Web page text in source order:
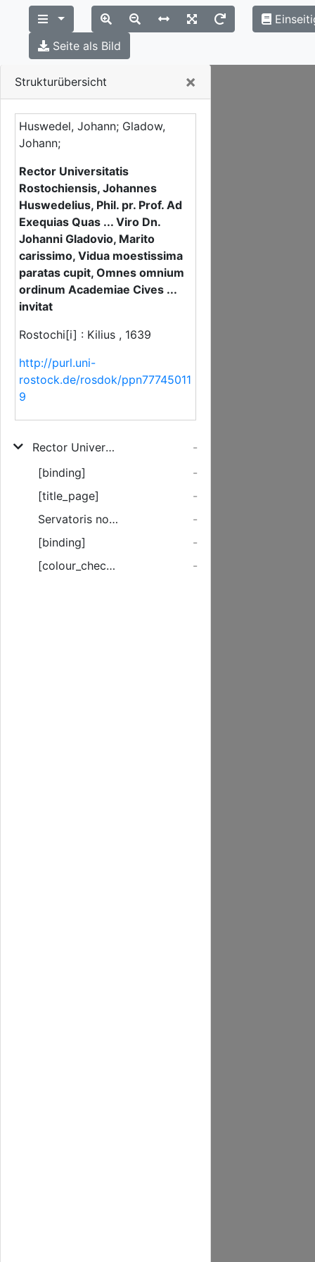
Strukturübersicht ×
Huswedel, Johann; Gladow,
Johann;
Rector Universitatis
Rostochiensis, Johannes
Huswedelius, Phil. pr. Prof. Ad
Exequias Quas ... Viro Dn.
Johanni Gladovio, Marito
carissimo, Vidua moestissima
paratas cupit, Omnes omnium
ordinum Academiae Cives ...
invitat
Rostochi[i] : Kilius , 1639
http://purl.uni-
rostock.de/rosdok/ppn77745011
9
Rector Universitatis Rostochiensis, Johannes Huswedelius, Phil. pr. Prof. Ad Exequias Quas ... Viro Dn. Johanni Gladovio, Marito carissimo, Vidua moestissima paratas cupit, Omnes omnium ordinum Academiae Cives ... invitat
-
[binding]
-
[title_page]
-
Servatoris nostri vox est & voluntas ...
-
[binding]
-
[colour_checker]
-
Seite als Bild